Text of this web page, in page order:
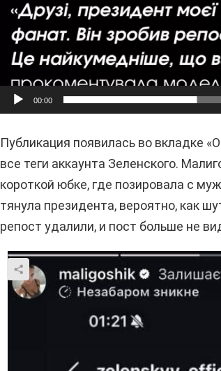
00:00
Публикация появилась во вкладке
все теги аккаунта Зеленского.
короткой юбке, где позировала с
тянула президента, вероятно, как
репост удалили, и пост больше не